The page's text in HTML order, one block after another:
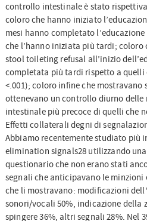
controllo intestinale è stato
coloro che hanno iniziato
mesi hanno completato
che l’hanno iniziata più tardi; coloro
stool toileting refusal all’inizio
completata più tardi rispetto a quelli
<.001); coloro infine che mostravano
ottenevano un controllo diurno
intestinale più precoce di quelli che
Effetti collaterali degni di
Abbiamo recentemente studiato più
elimination signals28 utilizzando
questionario che non erano stati
segnali che anticipavano le
che li mostravano: modificazioni
sonori/vocali 50%, indicazione della
spingere 36%, altri segnali 28%. Nel